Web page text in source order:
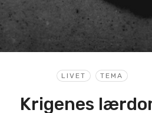
LIVET TEMA
Krigenes